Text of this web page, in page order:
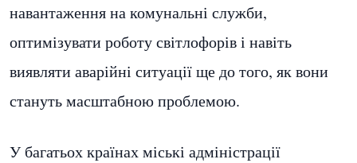
навантаження на комунальні служби,
оптимізувати роботу світлофорів і навіть
виявляти аварійні ситуації ще до того, як вони
стануть масштабною проблемою.
У багатьох країнах міські адміністрації